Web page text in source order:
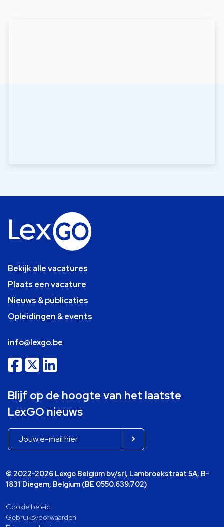
Bekijk alle vacatures
Plaats een vacature
Nieuws & publicaties
Opleidingen & events
info@lexgo.be
Blijf op de hoogte van het laatste
LexGO nieuws
© 2022-2026 Lexgo Belgium bv/srl, Lambroekstraat 5A, B-
1831 Diegem, Belgium (BE 0550.639.702)
Cookie beleid
Gebruiksvoorwaarden